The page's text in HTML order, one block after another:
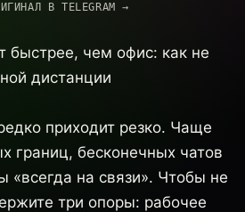
В TELEGRAM →
быстрее, чем офис: как не
дистанции
приходит резко. Чаще
границ, бесконечных чатов
«всегда на связи». Чтобы не
три опоры: рабочее